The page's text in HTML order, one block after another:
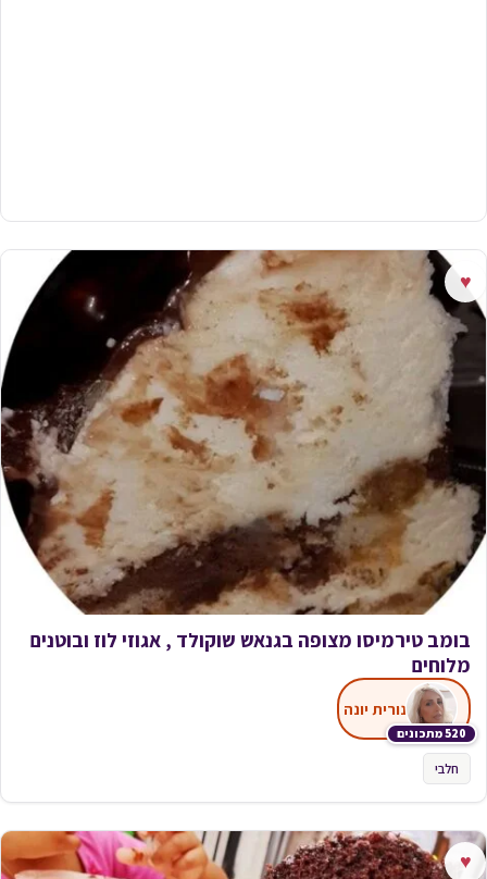
♥
בומב טירמיסו מצופה בגנאש שוקולד , אגוזי לוז ובוטנים
מלוחים
520 מתכונים
נורית יונה
חלבי
♥